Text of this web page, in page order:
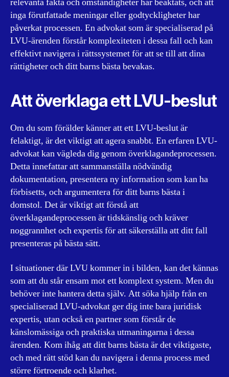
inga förutfattade meningar eller godtyckligheter har
påverkat processen. En advokat som är specialiserad på
LVU-ärenden förstår komplexiteten i dessa fall och kan
effektivt navigera i rättssystemet för att se till att dina
rättigheter och ditt barns bästa bevakas.
Att överklaga ett LVU-beslut
Om du som förälder känner att ett LVU-beslut är
felaktigt, är det viktigt att agera snabbt. En erfaren LVU-
advokat kan vägleda dig genom överklagandeprocessen.
Detta innefattar att sammanställa nödvändig
dokumentation, presentera ny information som kan ha
förbisetts, och argumentera för ditt barns bästa i
domstol. Det är viktigt att förstå att
överklagandeprocessen är tidskänslig och kräver
noggrannhet och expertis för att säkerställa att ditt fall
presenteras på bästa sätt.
I situationer där LVU kommer in i bilden, kan det kännas
som att du står ensam mot ett komplext system. Men du
behöver inte hantera detta själv. Att söka hjälp från en
specialiserad LVU-advokat ger dig inte bara juridisk
expertis, utan också en partner som förstår de
känslomässiga och praktiska utmaningarna i dessa
ärenden. Kom ihåg att ditt barns bästa är det viktigaste,
och med rätt stöd kan du navigera i denna process med
större förtroende och klarhet.